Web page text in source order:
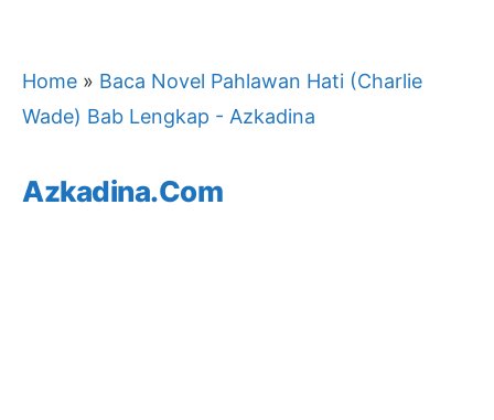
Home » Baca Novel Pahlawan Hati (Charlie
Wade) Bab Lengkap - Azkadina
Azkadina.com